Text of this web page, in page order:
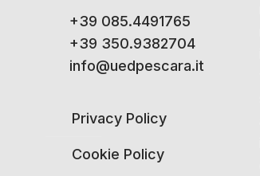
+39 085.4491765
+39 350.9382704
info@uedpescara.it
Privacy Policy
Cookie Policy